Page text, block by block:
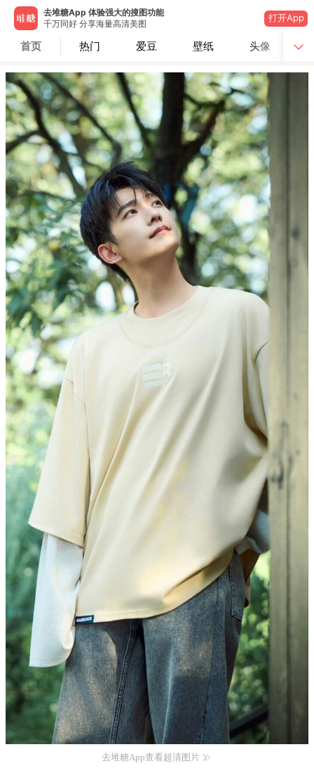
去堆糖App 体验强大的搜图功能
千万同好 分享海量高清美图
打开App
首页 热门 爱豆 壁纸 头像
去堆糖App查看超清图片